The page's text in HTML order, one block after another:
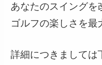
あなたのスイングを
ゴルフの楽しさを最
詳細につきましては